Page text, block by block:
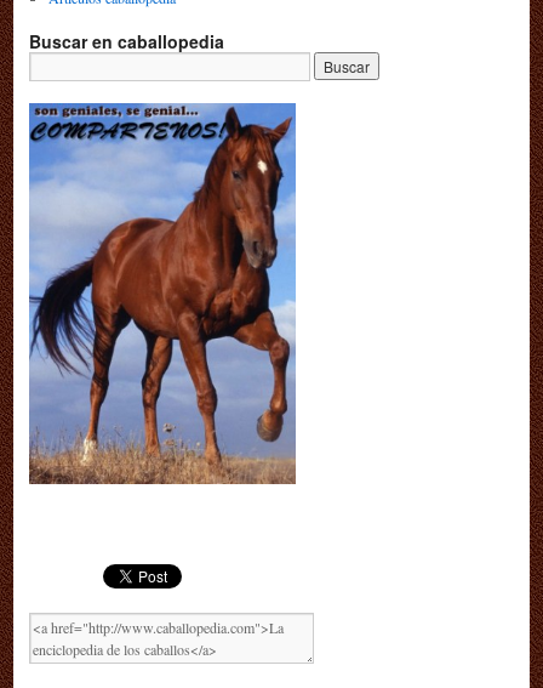
Buscar en caballopedia